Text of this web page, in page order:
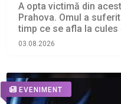
A opta victimă din
Prahova. Omul a
timp ce se afla la cules
03.08.2026
EVENIMENT